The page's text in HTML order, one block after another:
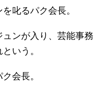
叱るパク会長。
ンが入り、芸能事務
いう。
会長。